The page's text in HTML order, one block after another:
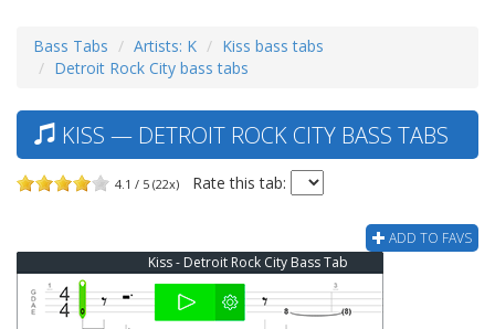
Bass Tabs Artists: K
Kiss bass tabs
Detroit Rock City bass tabs
KISS — DETROIT ROCK CITY BASS TABS
4.1 / 5 (22x) Rate this tab:
ADD TO FAVS
Kiss - Detroit Rock City Bass Tab